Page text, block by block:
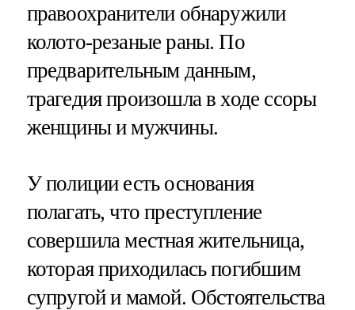
правоохранители обнаружили
колото-резаные раны. По
предварительным данным,
трагедия произошла в ходе ссоры
женщины и мужчины.
У полиции есть основания
полагать, что преступление
совершила местная жительница,
которая приходилась погибшим
супругой и мамой. Обстоятельства